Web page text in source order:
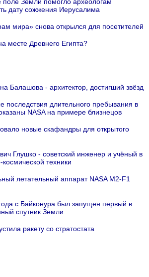
дату сожжения Иерусалима
мира» снова открылся для посетителей
месте Древнего Египта?
Балашова - архитектор, достигший звёзд
последствия длительного пребывания в
NASA на примере близнецов
новые скафандры для открытого
Глушко - советский инженер и учёный в
космической техники
летательный аппарат NASA M2-F1
с Байконура был запущен первый в
спутник Земли
ракету со стратостата